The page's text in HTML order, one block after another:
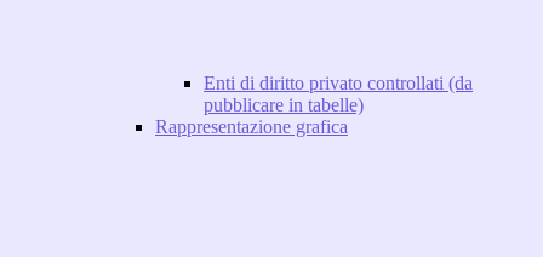
Enti di diritto privato controllati (da
pubblicare in tabelle)
Rappresentazione grafica